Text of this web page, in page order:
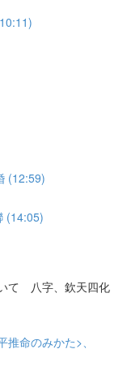
(12:59)
(14:05)
て 八字、欽天四化
命のみかた>、